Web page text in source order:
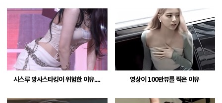
시스루 망사스타킹이 위험한 이유.... 영상이 100만뷰를 찍은 이유